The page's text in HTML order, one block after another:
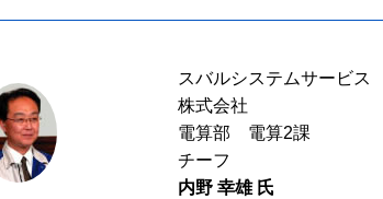
スバルシステムサービス
株式会社
電算部 電算2課
チーフ
内野 幸雄 氏